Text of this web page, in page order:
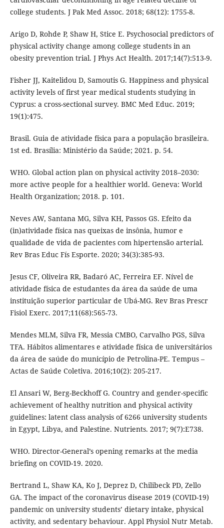
college students. J Pak Med Assoc. 2018; 68(12): 1755-8.
Arigo D, Rohde P, Shaw H, Stice E. Psychosocial predictors of
physical activity change among college students in an
obesity prevention trial. J Phys Act Health. 2017;14(7):513-9.
Fisher JJ, Kaitelidou D, Samoutis G. Happiness and physical
activity levels of first year medical students studying in
Cyprus: a cross-sectional survey. BMC Med Educ. 2019;
19(1):475.
Brasil. Guia de atividade física para a população brasileira.
1st ed. Brasília: Ministério da Saúde; 2021. p. 54.
WHO. Global action plan on physical activity 2018–2030:
more active people for a healthier world. Geneva: World
Health Organization; 2018. p. 101.
Neves AW, Santana MG, Silva KH, Passos GS. Efeito da
(in)atividade física nas queixas de insônia, humor e
qualidade de vida de pacientes com hipertensão arterial.
Rev Bras Educ Fís Esporte. 2020; 34(3):385-93.
Jesus CF, Oliveira RR, Badaró AC, Ferreira EF. Nível de
atividade física de estudantes da área da saúde de uma
instituição superior particular de Ubá-MG. Rev Bras Prescr
Fisiol Exerc. 2017;11(68):565-73.
Mendes MLM, Silva FR, Messia CMBO, Carvalho PGS, Silva
TFA. Hábitos alimentares e atividade física de universitários
da área de saúde do município de Petrolina-PE. Tempus –
Actas de Saúde Coletiva. 2016;10(2): 205-217.
El Ansari W, Berg-Beckhoff G. Country and gender-specific
achievement of healthy nutrition and physical activity
guidelines: latent class analysis of 6266 university students
in Egypt, Libya, and Palestine. Nutrients. 2017; 9(7):E738.
WHO. Director-General’s opening remarks at the media
briefing on COVID-19. 2020.
Bertrand L, Shaw KA, Ko J, Deprez D, Chilibeck PD, Zello
GA. The impact of the coronavirus disease 2019 (COVID-19)
pandemic on university students’ dietary intake, physical
activity, and sedentary behaviour. Appl Physiol Nutr Metab.